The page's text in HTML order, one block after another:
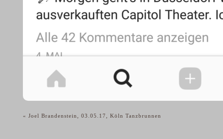
« Joel Brandenstein, 03.05.17, Köln Tanzbrunnen